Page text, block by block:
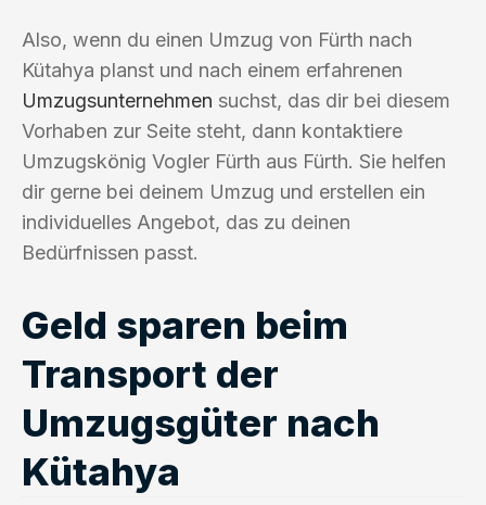
Also, wenn du einen Umzug von Fürth nach
Kütahya planst und nach einem erfahrenen
Umzugsunternehmen suchst, das dir bei diesem
Vorhaben zur Seite steht, dann kontaktiere
Umzugskönig Vogler Fürth aus Fürth. Sie helfen
dir gerne bei deinem Umzug und erstellen ein
individuelles Angebot, das zu deinen
Bedürfnissen passt.
Geld sparen beim
Transport der
Umzugsgüter nach
Kütahya